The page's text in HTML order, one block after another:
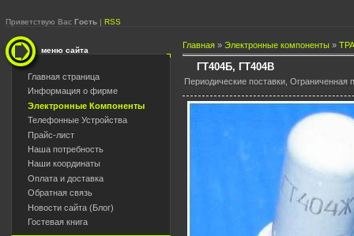
Приветствую Вас Гость | RSS
меню сайта
Главная страница
Информация о фирме
Электронные Компоненты
Телефонные Устройства
Прайс-лист
Наша потребность
Наши координаты
Оплата и доставка
Обратная связь
Новости сайта (Блог)
Гостевая книга
Главная » Электронные компоненты »
ГТ404Б, ГТ404В
Периодические поставки, Ограниченная